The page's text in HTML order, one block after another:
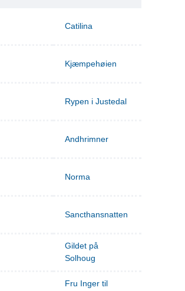
Catilina
Kjæmpehøien
Rypen i Justedal
Andhrimner
Norma
Sancthansnatten
Gildet på
Solhoug
Fru Inger til